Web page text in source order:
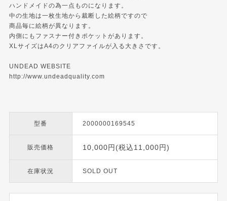
ハンドメイドの為一点ものになります。
中の生地は一枚生地から裁断した絵柄ですので
商品毎に絵柄が異なります。
内側にもファスナー付きポケットがあります。
XLサイズはA4のクリアファイルが入る大きさです。
UNDEAD WEBSITE
http://www.undeadquality.com
型番 2000000169545
販売価格 10,000円(税込11,000円)
在庫状況 SOLD OUT